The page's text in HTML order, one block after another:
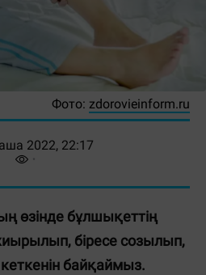
Фото: zdorovieinform.ru
2022, 22:17
өзінде бұлшықеттің
біресе созылып,
байқаймыз.